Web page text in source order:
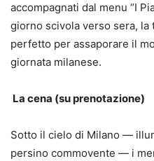
accompagnati dal menu “I
giorno scivola verso sera,
perfetto per assaporare il
giornata milanese.
La cena (su prenotazione)
Sotto il cielo di Milano —
persino commovente — i